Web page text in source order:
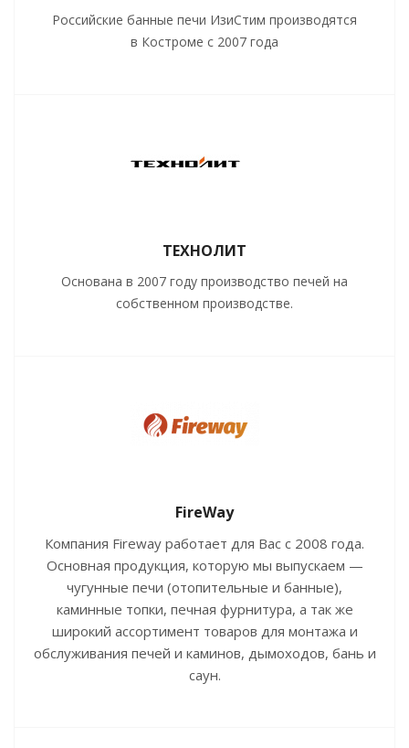
Российские банные печи ИзиСтим производятся
в Костроме с 2007 года
ТЕХНОЛИТ
Основана в 2007 году производство печей на
собственном производстве.
FireWay
Компания Fireway работает для Вас с 2008 года.
Основная продукция, которую мы выпускаем —
чугунные печи (отопительные и банные),
каминные топки, печная фурнитура, а так же
широкий ассортимент товаров для монтажа и
обслуживания печей и каминов, дымоходов, бань и
саун.